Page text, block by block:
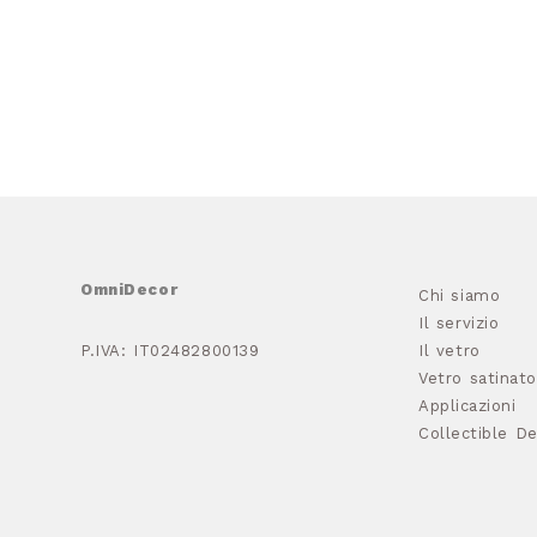
OmniDecor
P.IVA: IT02482800139
Chi siamo
Il servizio
Il vetro
Vetro satinato
Applicazioni
Collectible